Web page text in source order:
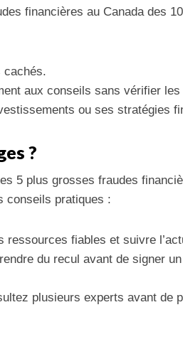
financières au Canada des
cachés.
aux conseils sans vérifier
ou ses stratégies
?
5 plus grosses fraudes
conseils pratiques :
ressources fiables et suivre
du recul avant de signer
plusieurs experts avant de